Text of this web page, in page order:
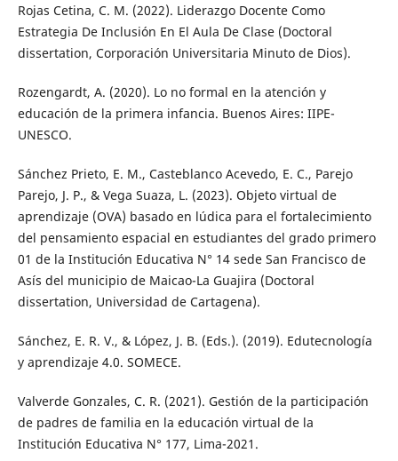
Rojas Cetina, C. M. (2022). Liderazgo Docente Como
Estrategia De Inclusión En El Aula De Clase (Doctoral
dissertation, Corporación Universitaria Minuto de Dios).
Rozengardt, A. (2020). Lo no formal en la atención y
educación de la primera infancia. Buenos Aires: IIPE-
UNESCO.
Sánchez Prieto, E. M., Casteblanco Acevedo, E. C., Parejo
Parejo, J. P., & Vega Suaza, L. (2023). Objeto virtual de
aprendizaje (OVA) basado en lúdica para el fortalecimiento
del pensamiento espacial en estudiantes del grado primero
01 de la Institución Educativa N° 14 sede San Francisco de
Asís del municipio de Maicao-La Guajira (Doctoral
dissertation, Universidad de Cartagena).
Sánchez, E. R. V., & López, J. B. (Eds.). (2019). Edutecnología
y aprendizaje 4.0. SOMECE.
Valverde Gonzales, C. R. (2021). Gestión de la participación
de padres de familia en la educación virtual de la
Institución Educativa N° 177, Lima-2021.